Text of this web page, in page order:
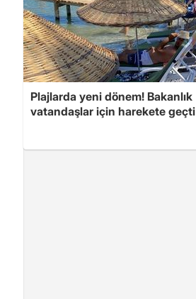
Plajlarda yeni dönem! Bakanlık
vatandaşlar için harekete geçti